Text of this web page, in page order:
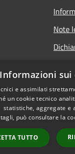
Note
Informazioni sui
e assimilati
un cookie tecnico
statistiche, aggregate e
può consultare la
TUTTO